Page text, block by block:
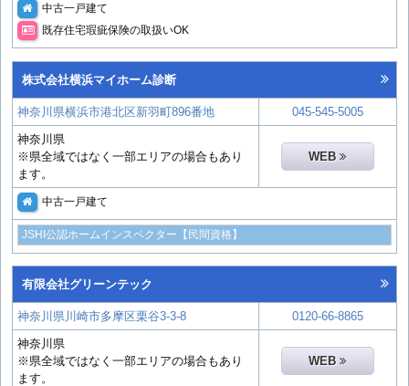
中古一戸建て
既存住宅瑕疵保険の取扱いOK
株式会社横浜マイホーム診断
神奈川県横浜市港北区新羽町896番地
045-545-5005
神奈川県
※県全域ではなく一部エリアの場合もあり
ます。
WEB
中古一戸建て
JSHI公認ホームインスペクター【民間資格】
有限会社グリーンテック
神奈川県川崎市多摩区栗谷3-3-8
0120-66-8865
神奈川県
※県全域ではなく一部エリアの場合もあり
ます。
WEB